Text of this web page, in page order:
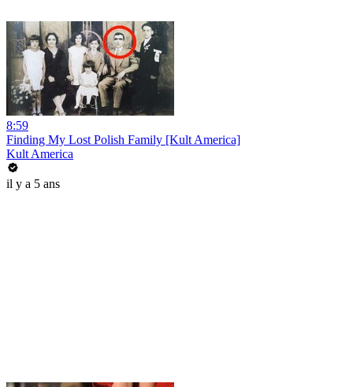
8:59
Finding My Lost Polish Family [Kult America]
Kult America
il y a 5 ans